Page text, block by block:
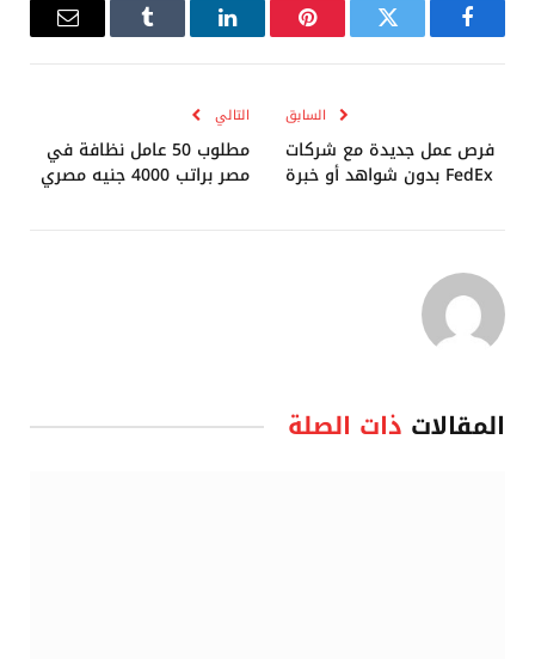
فيسبوك تويتر بينتيريستلينكدإن Tumblr
البريد
السابق
فرص عمل جديدة مع شركات
FedEx بدون شواهد أو خبرة
التالي
مطلوب 50 عامل نظافة في
مصر براتب 4000 جنيه مصري
المقالات ذات الصلة